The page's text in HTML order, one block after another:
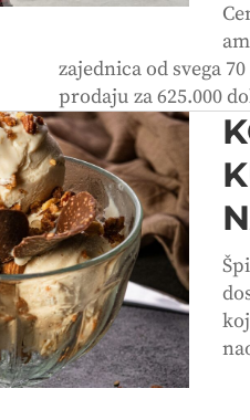
zajednica od svega
prodaju za 625.000